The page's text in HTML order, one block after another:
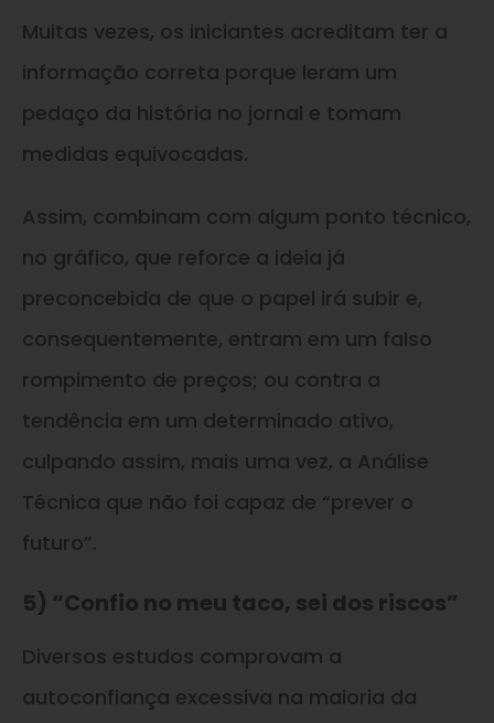
Muitas vezes, os iniciantes acreditam ter a
informação correta porque leram um
pedaço da história no jornal e tomam
medidas equivocadas.
Assim, combinam com algum ponto técnico,
no gráfico, que reforce a ideia já
preconcebida de que o papel irá subir e,
consequentemente, entram em um falso
rompimento de preços; ou contra a
tendência em um determinado ativo,
culpando assim, mais uma vez, a Análise
Técnica que não foi capaz de “prever o
futuro”.
5) “Confio no meu taco, sei dos riscos”
Diversos estudos comprovam a
autoconfiança excessiva na maioria da